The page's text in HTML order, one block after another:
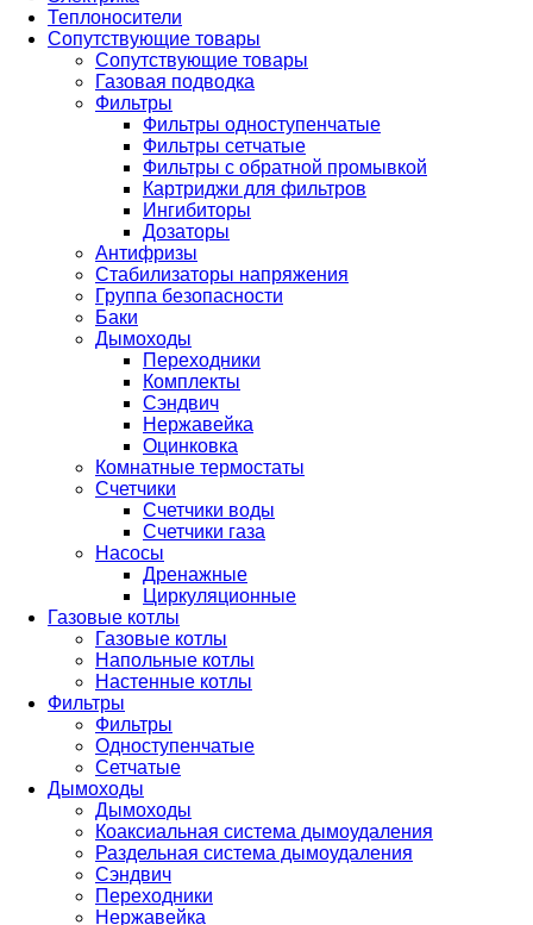
Теплоносители
Сопутствующие товары
Сопутствующие товары
Газовая подводка
Фильтры
Фильтры одноступенчатые
Фильтры сетчатые
Фильтры с обратной промывкой
Картриджи для фильтров
Ингибиторы
Дозаторы
Антифризы
Стабилизаторы напряжения
Группа безопасности
Баки
Дымоходы
Переходники
Комплекты
Сэндвич
Нержавейка
Оцинковка
Комнатные термостаты
Счетчики
Счетчики воды
Счетчики газа
Насосы
Дренажные
Циркуляционные
Газовые котлы
Газовые котлы
Напольные котлы
Настенные котлы
Фильтры
Фильтры
Одноступенчатые
Сетчатые
Дымоходы
Дымоходы
Коаксиальная система дымоудаления
Раздельная система дымоудаления
Сэндвич
Переходники
Нержавейка